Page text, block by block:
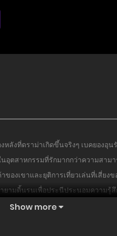
ลังที่ดราม่าเกิดขึ้นจริงๆ เบคยอง
ตสาหกรรมที่รักมากกว่าความสาม
เขาและยุติการเที่ยวเล่นที่เสี่ยง
มดิ้นรนเพื่อประนีประนอมความรู้
ำตอบและอารมณ์ที่ยืดเยื้อซึ่งเปลี่ยน
Show more